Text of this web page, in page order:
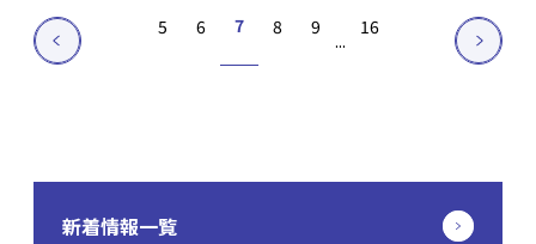
5 6 7 8 9
...
16
新着情報一覧